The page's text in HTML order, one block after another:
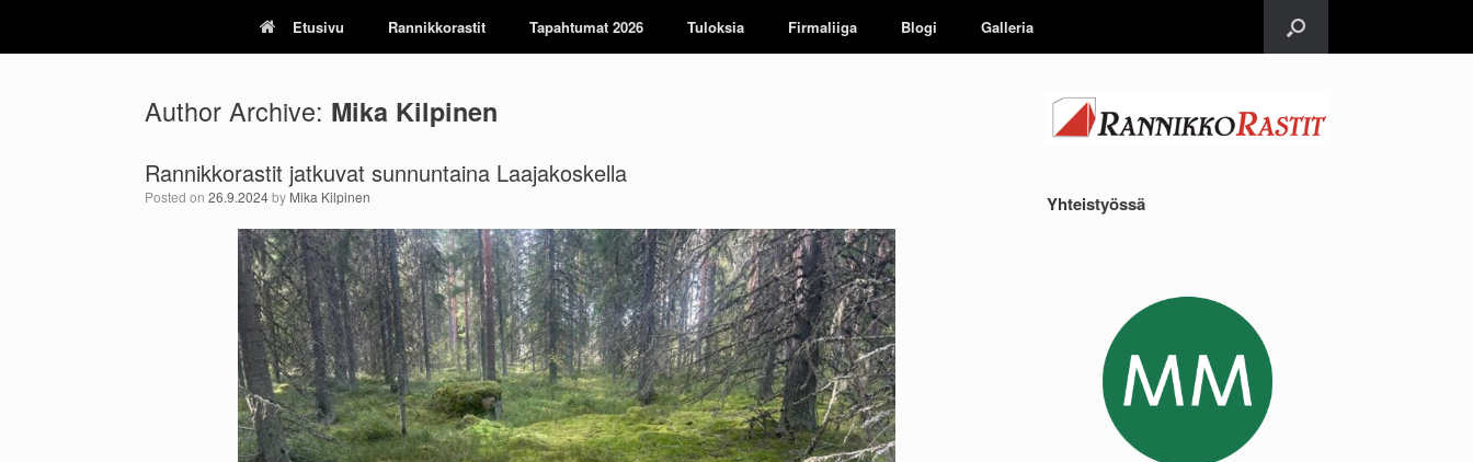
content
Etusivu Rannikkorastit Tapahtumat 2026 Tuloksia Firmaliiga Blogi Galleria
Author Archive: Mika Kilpinen
Rannikkorastit jatkuvat sunnuntaina Laajakoskella
Posted on 26.9.2024by Mika Kilpinen Yhteistyössä